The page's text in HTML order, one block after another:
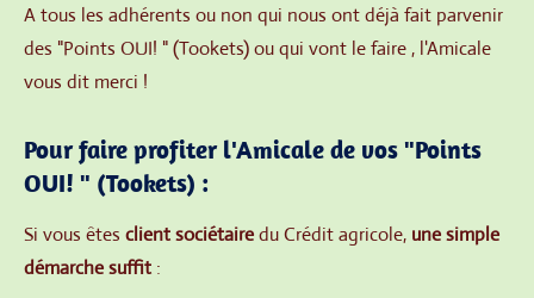
A tous les adhérents ou non qui nous ont déjà fait parvenir
des "Points OUI! " (Tookets) ou qui vont le faire , l'Amicale
vous dit merci !
Pour faire profiter l'Amicale de vos "Points
OUI! " (Tookets) :
Si vous êtes client sociétairedu Crédit agricole, une simple
démarche suffit :